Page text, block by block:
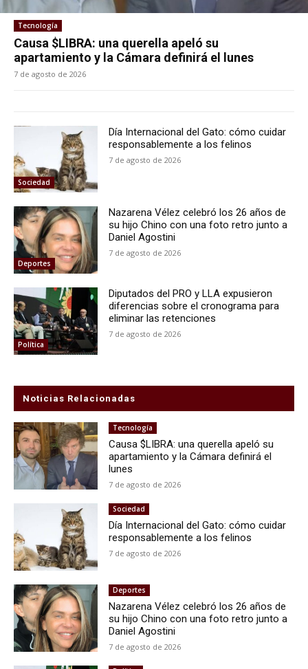
Tecnología
Causa $LIBRA: una querella apeló su
apartamiento y la Cámara definirá el lunes
7 de agosto de 2026
Sociedad
Día Internacional del Gato: cómo cuidar
responsablemente a los felinos
7 de agosto de 2026
Deportes
Nazarena Vélez celebró los 26 años de
su hijo Chino con una foto retro junto a
Daniel Agostini
7 de agosto de 2026
Política
Diputados del PRO y LLA expusieron
diferencias sobre el cronograma para
eliminar las retenciones
7 de agosto de 2026
Noticias Relacionadas
Tecnología
Causa $LIBRA: una querella apeló su
apartamiento y la Cámara definirá el
lunes
7 de agosto de 2026
Sociedad
Día Internacional del Gato: cómo cuidar
responsablemente a los felinos
7 de agosto de 2026
Deportes
Nazarena Vélez celebró los 26 años de
su hijo Chino con una foto retro junto a
Daniel Agostini
7 de agosto de 2026